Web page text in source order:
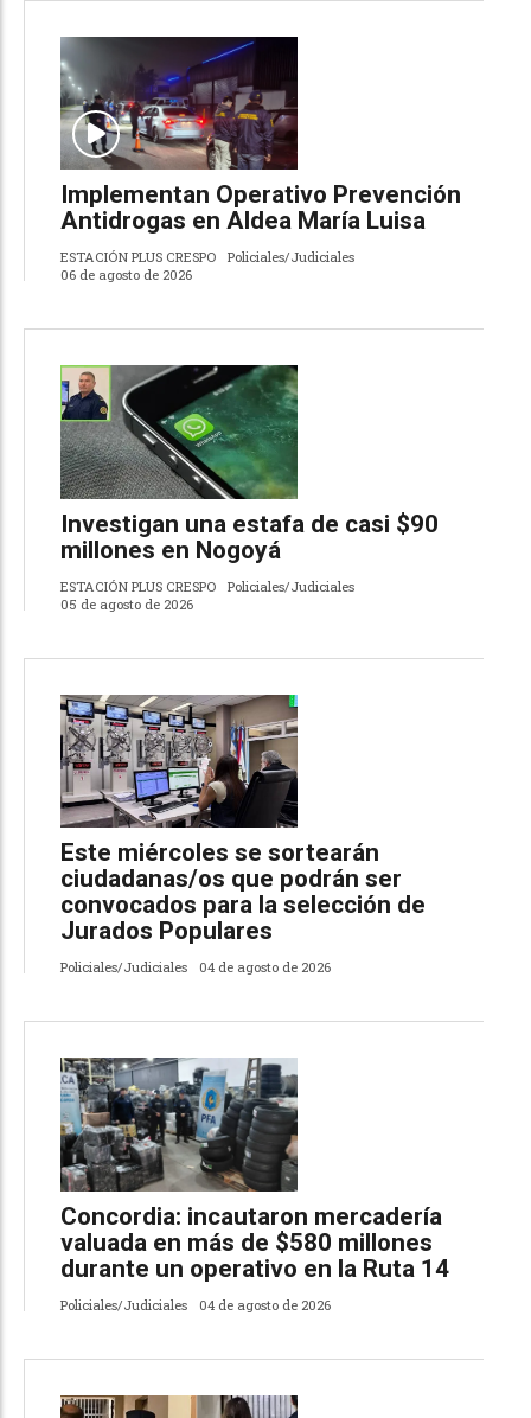
Implementan Operativo Prevención
Antidrogas en Aldea María Luisa
ESTACIÓN PLUS CRESPO
Policiales/Judiciales
06 de agosto de 2026
Investigan una estafa de casi $90
millones en Nogoyá
ESTACIÓN PLUS CRESPO
Policiales/Judiciales
05 de agosto de 2026
Este miércoles se sortearán
ciudadanas/os que podrán ser
convocados para la selección de
Jurados Populares
Policiales/Judiciales 04 de agosto de 2026
Concordia: incautaron mercadería
valuada en más de $580 millones
durante un operativo en la Ruta 14
Policiales/Judiciales 04 de agosto de 2026